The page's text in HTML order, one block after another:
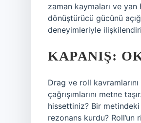
zaman kaymaları ve
dönüştürücü gücünü
deneyimleriyle
KAPANIŞ:
Drag ve roll
çağrışımlarını metne
hissettiniz? Bir metindeki
rezonans kurdu?